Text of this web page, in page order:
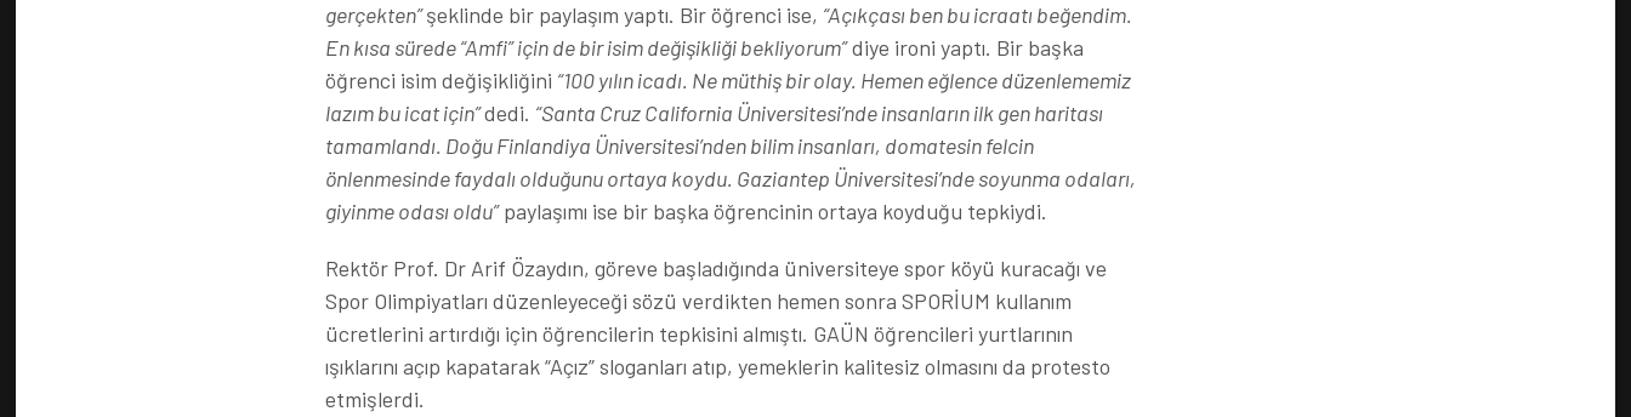
gerçekten”şeklinde bir paylaşım yaptı. Bir öğrenci ise, “Açıkçası ben bu icraatı beğendim.
En kısa sürede “Amfi” için de bir isim değişikliği bekliyorum”diye ironi yaptı. Bir başka
öğrenci isim değişikliğini “100 yılın icadı. Ne müthiş bir olay. Hemen eğlence düzenlememiz
lazım bu icat için”dedi. “Santa Cruz California Üniversitesi’nde insanların ilk gen haritası
tamamlandı. Doğu Finlandiya Üniversitesi’nden bilim insanları, domatesin felcin
önlenmesinde faydalı olduğunu ortaya koydu. Gaziantep Üniversitesi’nde soyunma odaları,
giyinme odası oldu”paylaşımı ise bir başka öğrencinin ortaya koyduğu tepkiydi.
Rektör Prof. Dr Arif Özaydın, göreve başladığında üniversiteye spor köyü kuracağı ve
Spor Olimpiyatları düzenleyeceği sözü verdikten hemen sonra SPORİUM kullanım
ücretlerini artırdığı için öğrencilerin tepkisini almıştı. GAÜN öğrencileri yurtlarının
ışıklarını açıp kapatarak “Açız” sloganları atıp, yemeklerin kalitesiz olmasını da protesto
etmişlerdi.